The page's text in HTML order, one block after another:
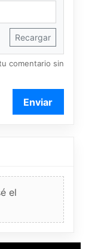
Recargar
comentario sin
Enviar
el